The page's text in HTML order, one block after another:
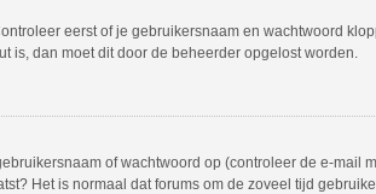
eerst of je gebruikersnaam en wachtwoord
is, dan moet dit door de beheerder opgelost worden.
of wachtwoord op (controleer de e-
Het is normaal dat forums om de zoveel tijd